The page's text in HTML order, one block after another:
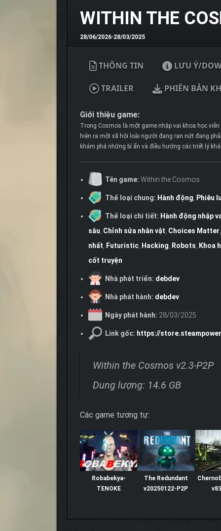
WITHIN THE
28/06/2026•28/03/2025
THÔNG TIN LƯU Ý/
TRAILER PHIÊN BẢN
Giới thiệu game:
Trong Cosmos là một game nhập vai khoa học
hiện ra một xã hội loài người đang rạn nứt đang
khám phá những bí ẩn và điều hướng các triết lý
Tên game: Within the Cosmos
Thể loại chung: Hành động, Phiêu
Thể loại chi tiết: Hành động nhập
sâu, Chỉnh sửa nhân vật, Choices Matter
nhất, Futuristic, Hacking, Robots, Khoa
cốt truyện
Nhà phát triển: debdev
Nhà phát hành: debdev
Ngày phát hành: 28/03/2025
Link gốc: https://
Within the Cosmos v2.3-P2P
Dung lượng: 14.6 GB
Các game tương tự:
Robabekya-
TENOKE
The Redundant
v20250122-P2P